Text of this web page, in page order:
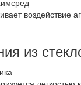
воздействие
из